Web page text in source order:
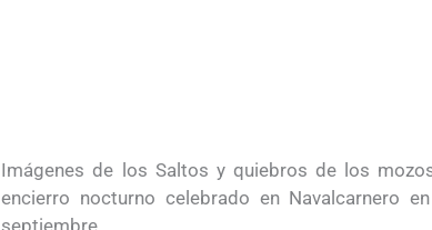
Imágenes de los Saltos y quiebros de los
encierro nocturno celebrado en Navalcarnero
septiembre